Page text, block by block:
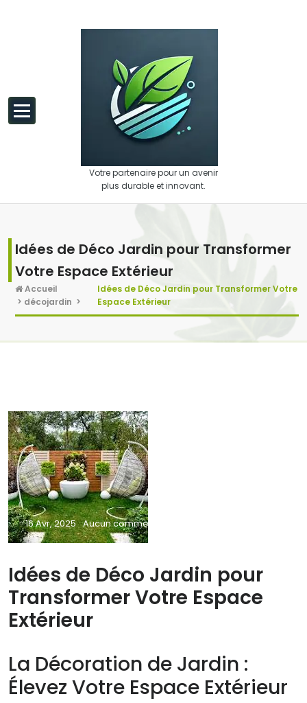
Votre partenaire pour un avenir
plus durable et innovant.
Idées de Déco Jardin pour Transformer
Votre Espace Extérieur
Accueil
> décojardin >
Idées de Déco Jardin pour Transformer Votre
Espace Extérieur
16 Avr, 2025 Aucun commentaire
Idées de Déco Jardin pour
Transformer Votre Espace
Extérieur
La Décoration de Jardin :
Élevez Votre Espace Extérieur